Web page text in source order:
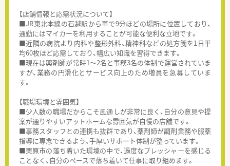
【店舗情報と応需状況について】
■JR東北本線の石越駅から車で9分ほどの場所に位置しており、
通勤にはマイカーを利用することが可能な便利な立地です。
■近隣の病院より内科や整形外科、精神科などの処方箋を1日平
均60枚ほど応需しており、幅広い知識を習得できます。
■現在は薬剤師が常時1～2名と事務3名の体制で運営されていま
すが、業務の円滑化とサービス向上のため増員を急募していま
す。
【職場環境と雰囲気】
■少人数の職場だからこそ風通しが非常に良く、自分の意見や提
案が通りやすいアットホームな雰囲気が自慢の店舗です。
■事務スタッフとの連携も抜群であり、薬剤師が調剤業務や服薬
指導に専念できるよう、手厚いサポート体制が整っています。
■栗原市の落ち着いた環境の中で、過度なプレッシャーを感じる
ことなく、自分のペースで落ち着いて仕事に取り組めます。